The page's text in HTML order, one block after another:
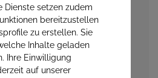
Dienste setzen zudem
bereitzustellen
zu erstellen. Sie
Inhalte geladen
Ihre Einwilligung
auf unserer